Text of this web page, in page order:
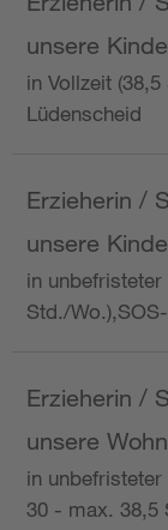
unsere
in Vollzeit
Lüdenscheid
Erzieherin /
unsere
in unbefristeter
Std./
Erzieherin /
unsere
in
30 - max. 38,5